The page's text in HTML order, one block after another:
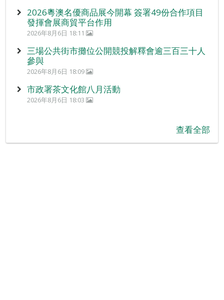
2026粵澳名優商品展今開幕 簽署49份合作項目
發揮會展商貿平台作用
2026年8月6日 18:11
三場公共街市攤位公開競投解釋會逾三百三十人
參與
2026年8月6日 18:09
市政署茶文化館八月活動
2026年8月6日 18:03
查看全部